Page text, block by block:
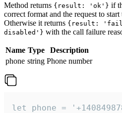
Method returns {result: 'ok'} if
correct format and the request to
Otherwise it returns {result:
disabled'} with the call failure
Name Type
Description
phone string Phone number
let phone =